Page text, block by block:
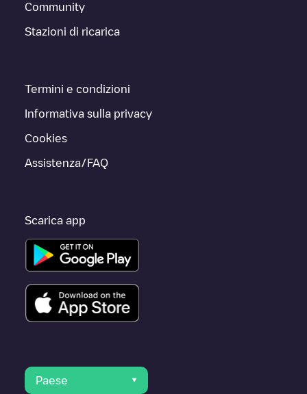
Community
Stazioni di ricarica
Termini e condizioni
Informativa sulla privacy
Cookies
Assistenza/FAQ
Scarica app
Paese